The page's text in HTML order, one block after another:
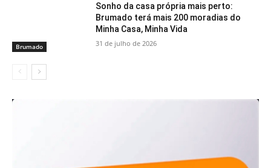
Brumado
Sonho da casa própria mais perto:
Brumado terá mais 200 moradias do
Minha Casa, Minha Vida
31 de julho de 2026